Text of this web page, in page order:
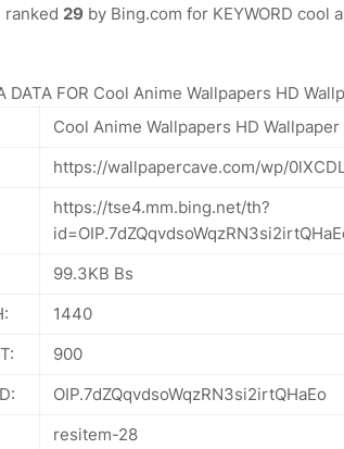
ranked 29by Bing.com for KEYWORD cool
DATA FOR Cool Anime Wallpapers HD
Cool Anime Wallpapers HD Wallpaper
https://wallpapercave.com/wp/
https://tse4.mm.bing.net/th?
99.3KB Bs
1440
900
OIP.7dZQqvdsoWqzRN3si2irtQHaEo
resitem-28